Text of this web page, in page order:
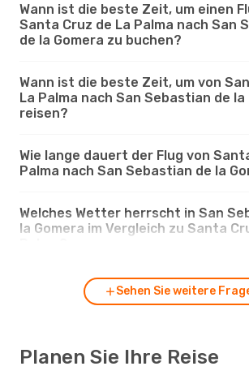
Wann ist die beste Zeit, um einen
Santa Cruz de La Palma nach San
de la Gomera zu buchen?
Wann ist die beste Zeit, um von
La Palma nach San Sebastian de la
reisen?
Wie lange dauert der Flug von
Palma nach San Sebastian de la
Welches Wetter herrscht in San
la Gomera im Vergleich zu Santa
Sehen Sie weitere
Planen Sie Ihre Reise